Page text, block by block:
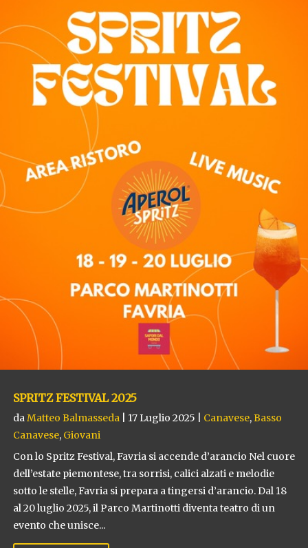
SPRITZ FESTIVAL 2025
daMatteo Balmasseda 17 Luglio 2025 Canavese,Basso
Canavese, Giovani
Con lo Spritz Festival, Favria si accende d’arancio Nel cuore
dell’estate piemontese, tra sorrisi, calici alzati e melodie
sotto le stelle, Favria si prepara a tingersi d’arancio. Dal 18
al 20 luglio 2025, il Parco Martinotti diventa teatro di un
evento che unisce...